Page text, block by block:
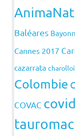
Baléares
Cannes 2017
cazarrata
Colombie
COVAC